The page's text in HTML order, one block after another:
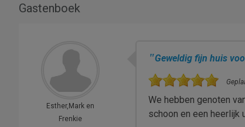
Gastenboek
Esther,Mark en
Frenkie
"Geweldig fijn huis
We hebben genoten
schoon en een heerlijk